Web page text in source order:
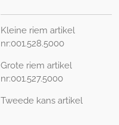
Kleine riem artikel
nr:001.528.5000
Grote riem artikel
nr:001.527.5000
Tweede kans artikel